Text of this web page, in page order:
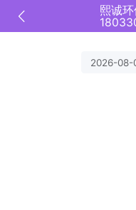
熙诚
2026-08-